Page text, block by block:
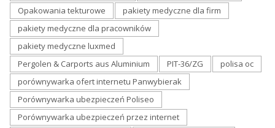
Opakowania tekturowe
pakiety medyczne dla firm
pakiety medyczne dla pracowników
pakiety medyczne luxmed
Pergolen & Carports aus Aluminium
PIT-36/ZG
polisa oc
porównywarka ofert internetu Panwybierak
Porównywarka ubezpieczeń Poliseo
Porównywarka ubezpieczeń przez internet